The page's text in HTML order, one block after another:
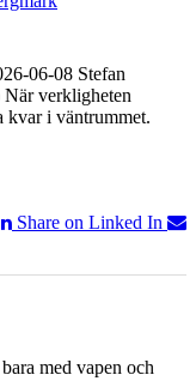
06-08 Stefan
verkligheten
kvar i väntrummet.
Share on Linked In
med vapen och